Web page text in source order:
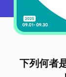
下列何者